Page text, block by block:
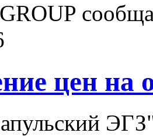
цен на